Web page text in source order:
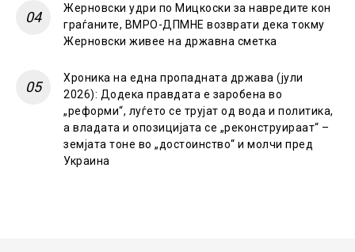
Жерновски удри по Мицкоски за навредите кон
граѓаните, ВМРО-ДПМНЕ возврати дека токму
Жерновски живее на државна сметка
Хроника на една пропадната држава (јули
2026): Додека правдата е заробена во
„реформи“, луѓето се трујат од вода и политика,
а владата и опозицијата се „реконструираат“ –
земјата тоне во „достоинство“ и молчи пред
Украина